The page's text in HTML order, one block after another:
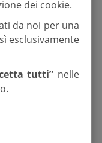
dei cookie.
da noi per una
esclusivamente
tutti” nelle